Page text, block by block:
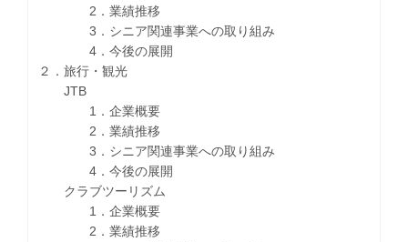
2．業績推移
3．シニア関連事業への取り組み
4．今後の展開
２．旅行・観光
JTB
1．企業概要
2．業績推移
3．シニア関連事業への取り組み
4．今後の展開
クラブツーリズム
1．企業概要
2．業績推移